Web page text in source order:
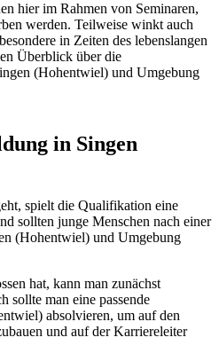
hier im Rahmen von Seminaren,
werden. Teilweise winkt auch
in Zeiten des lebenslangen
Überblick über die
(Hohentwiel) und Umgebung
in Singen
spielt die Qualifikation eine
sollten junge Menschen nach einer
(Hohentwiel) und Umgebung
hat, kann man zunächst
sollte man eine passende
absolvieren, um auf den
und auf der Karriereleiter